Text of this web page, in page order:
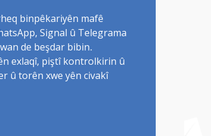
binpêkariyên mafê
Signal û Telegrama
de beşdar bibin.
exlaqî, piştî kontrolkirin û
û torên xwe yên civakî